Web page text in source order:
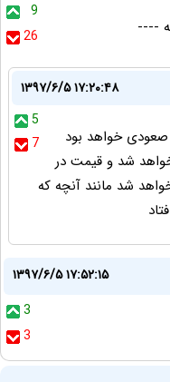
9
26
----
۱۳۹۷/۶/۵ ۱۷:۲۰:۴۸
5
7
صعودى خواهد بود
خواهد شد و قيمت در
شد مانند آنچه كه
۱۳۹۷/۶/۵ ۱۷:۵۲:۱۵
3
3